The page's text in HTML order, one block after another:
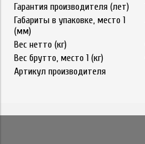
Гарантия производителя (лет)
Габариты в упаковке, место 1
(мм)
Вес нетто (кг)
Вес брутто, место 1 (кг)
Артикул производителя